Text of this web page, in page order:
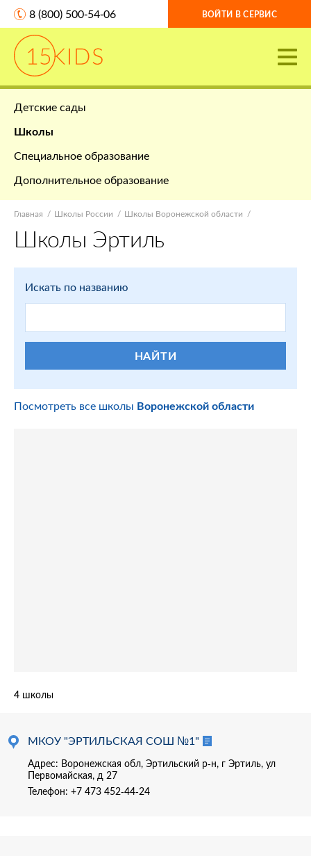
8 (800) 500-54-06 ВОЙТИ В СЕРВИС
Детские сады
Школы
Специальное образование
Дополнительное образование
Главная Школы России Школы Воронежской области
Школы Эртиль
Искать по названию
НАЙТИ
Посмотреть все школы Воронежской области
4 школы
МКОУ "ЭРТИЛЬСКАЯ СОШ №1"
Адрес: Воронежская обл, Эртильский р-н, г Эртиль, ул
Первомайская, д 27
Телефон: +7 473 452-44-24